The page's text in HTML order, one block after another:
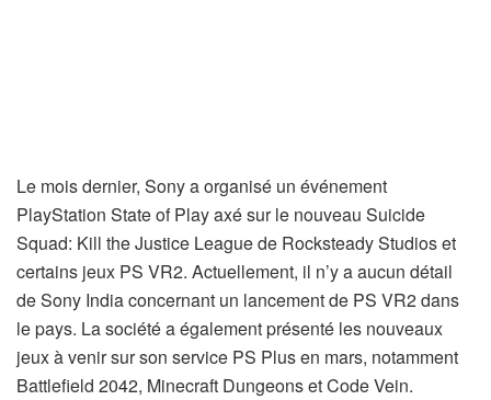
Le mois dernier, Sony a organisé un événement
PlayStation State of Play axé sur le nouveau Suicide
Squad: Kill the Justice League de Rocksteady Studios et
certains jeux PS VR2. Actuellement, il n’y a aucun détail
de Sony India concernant un lancement de PS VR2 dans
le pays. La société a également présenté les nouveaux
jeux à venir sur son service PS Plus en mars, notamment
Battlefield 2042, Minecraft Dungeons et Code Vein.